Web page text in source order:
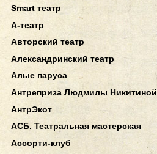
Smart театр
А-театр
Авторский театр
Александринский театр
Алые паруса
Антреприза Людмилы Никитиной
АнтрЭкот
АСБ. Театральная мастерская
Ассорти-клуб